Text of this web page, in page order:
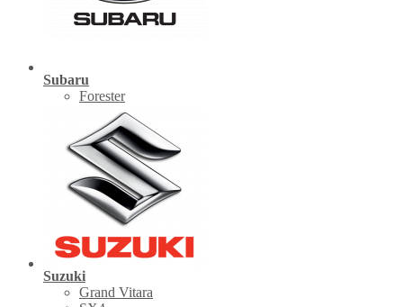
Subaru
Forester
Suzuki
Grand Vitara